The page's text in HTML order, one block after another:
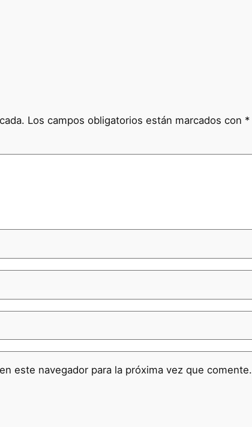
Los campos obligatorios están marcados con *
este navegador para la próxima vez que comente.